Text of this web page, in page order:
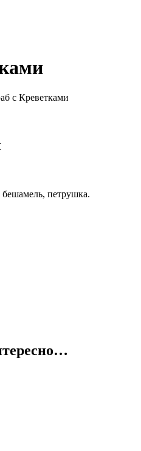
с Креветками
бешамель, петрушка.